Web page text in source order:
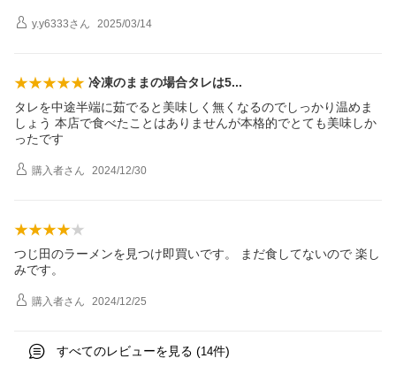
y.y6333さん 2025/03/14
冷凍のままの場合タレは5
タレを中途半端に茹でると美味しく無くなるのでしっかり温めま
しょう 本店で食べたことはありませんが本格的でとても美味しか
ったです
購入者さん 2024/12/30
つじ田のラーメンを見つけ即買いです。 まだ食してないので 楽し
みです。
購入者さん 2024/12/25
すべてのレビューを見る (14件)